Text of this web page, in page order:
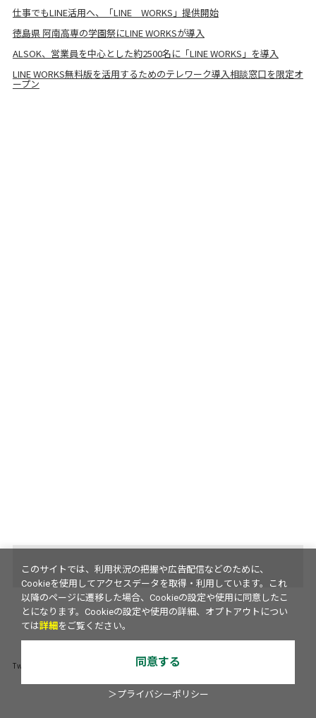
仕事でもLINE活用へ、「LINE WORKS」提供開始
徳島県 阿南高専の学園祭にLINE WORKSが導入
ALSOK、営業員を中心とした約2500名に「LINE WORKS」を導入
LINE WORKS無料版を活用するためのテレワーク導入相談窓口を限定オ
ープン
Tweets by weeklyascii
このサイトでは、利用状況の把握や広告配信などのために、
Cookieを使用してアクセスデータを取得・利用しています。これ
以降のページに遷移した場合、Cookieの設定や使用に同意したこ
とになります。Cookieの設定や使用の詳細、オプトアウトについ
ては詳細 をご覧ください。
同意する
＞プライバシーポリシー